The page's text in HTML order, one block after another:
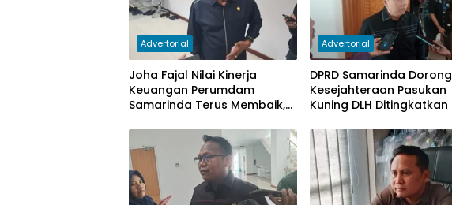
Advertorial
Joha Fajal Nilai Kinerja
Keuangan Perumdam
Samarinda Terus Membaik,
Subsidi Berkurang
Advertorial
DPRD Samarinda Dorong
Kesejahteraan Pasukan
Kuning DLH Ditingkatkan